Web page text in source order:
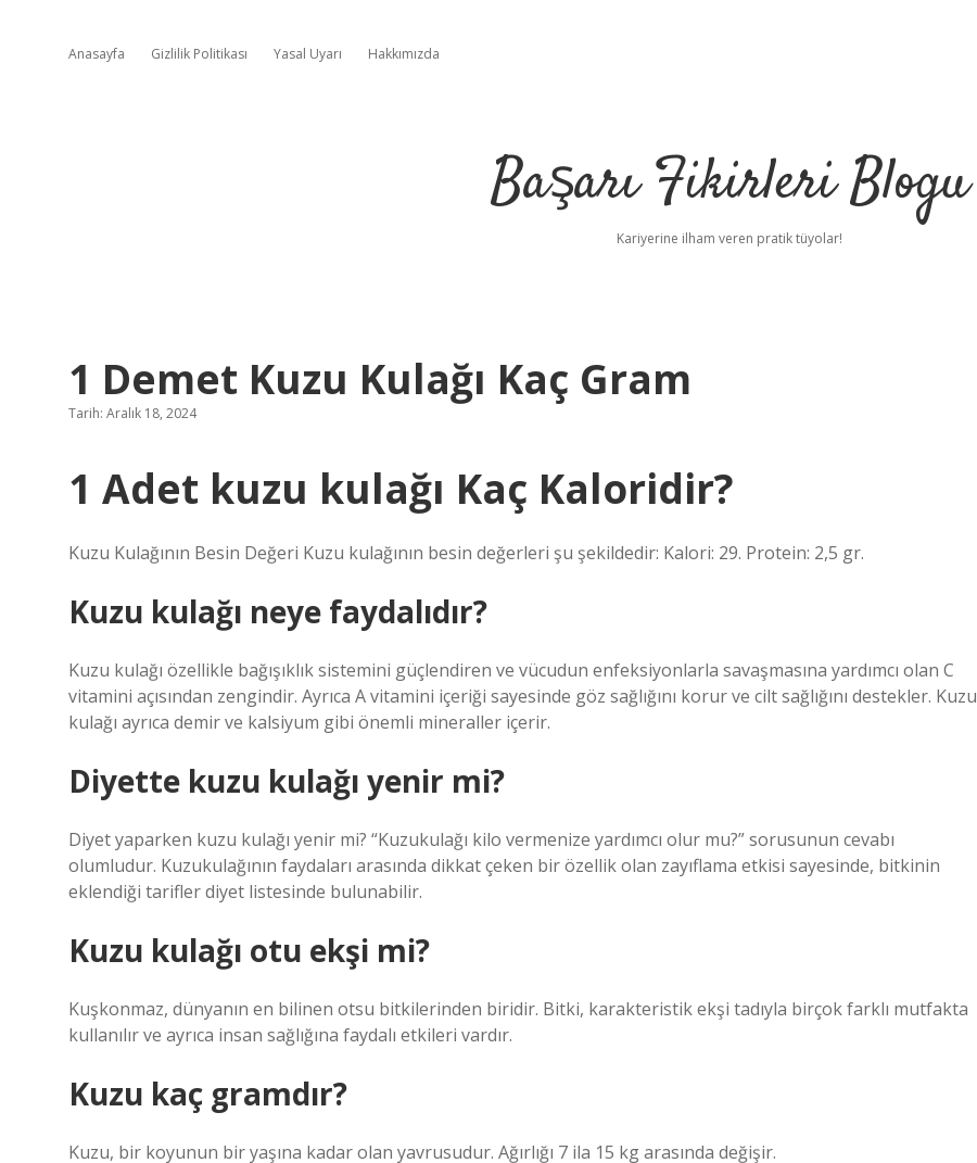
Anasayfa Gizlilik Politikası Yasal Uyarı Hakkımızda
Başarı Fikirleri Blogu
Kariyerine ilham veren pratik tüyolar!
1 Demet Kuzu Kulağı Kaç Gram
Tarih: Aralık 18, 2024
1 Adet kuzu kulağı Kaç Kaloridir?
Kuzu Kulağının Besin Değeri Kuzu kulağının besin değerleri şu şekildedir: Kalori: 29. Protein: 2,5 gr.
Kuzu kulağı neye faydalıdır?
Kuzu kulağı özellikle bağışıklık sistemini güçlendiren ve vücudun enfeksiyonlarla savaşmasına yardımcı olan C
vitamini açısından zengindir. Ayrıca A vitamini içeriği sayesinde göz sağlığını korur ve cilt sağlığını destekler. Kuzu
kulağı ayrıca demir ve kalsiyum gibi önemli mineraller içerir.
Diyette kuzu kulağı yenir mi?
Diyet yaparken kuzu kulağı yenir mi? “Kuzukulağı kilo vermenize yardımcı olur mu?” sorusunun cevabı
olumludur. Kuzukulağının faydaları arasında dikkat çeken bir özellik olan zayıflama etkisi sayesinde, bitkinin
eklendiği tarifler diyet listesinde bulunabilir.
Kuzu kulağı otu ekşi mi?
Kuşkonmaz, dünyanın en bilinen otsu bitkilerinden biridir. Bitki, karakteristik ekşi tadıyla birçok farklı mutfakta
kullanılır ve ayrıca insan sağlığına faydalı etkileri vardır.
Kuzu kaç gramdır?
Kuzu, bir koyunun bir yaşına kadar olan yavrusudur. Ağırlığı 7 ila 15 kg arasında değişir.